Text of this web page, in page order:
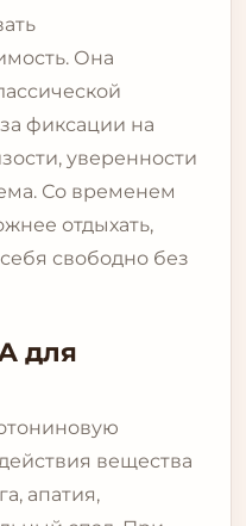
Она
фиксации на
уверенности
Со временем
отдыхать,
свободно без
для
вещества
апатия,